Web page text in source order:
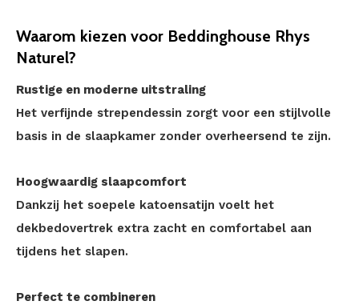
Waarom kiezen voor Beddinghouse Rhys
Naturel?
Rustige en moderne uitstraling
Het verfijnde strependessin zorgt voor een stijlvolle
basis in de slaapkamer zonder overheersend te zijn.
Hoogwaardig slaapcomfort
Dankzij het soepele katoensatijn voelt het
dekbedovertrek extra zacht en comfortabel aan
tijdens het slapen.
Perfect te combineren